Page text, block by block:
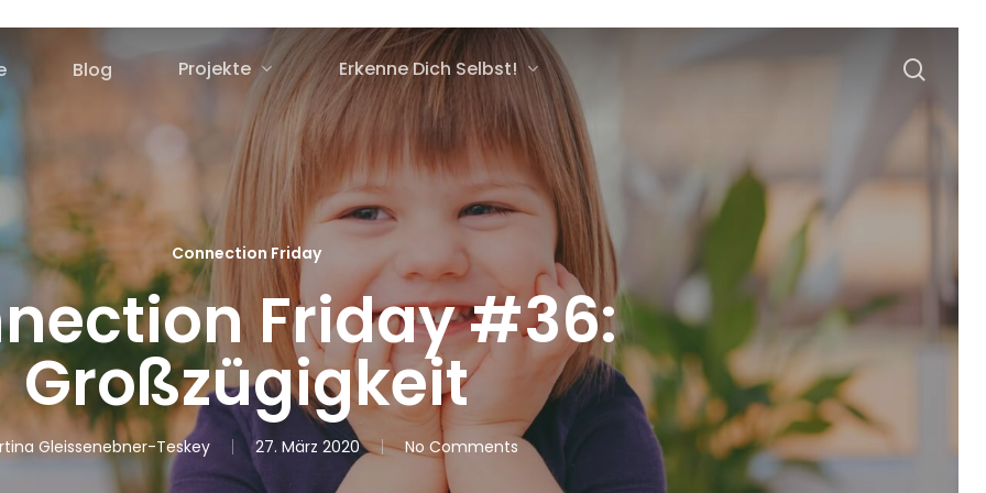
Blog Projekte Erkenne Dich Selbst!
Connection Friday
Friday #36:
Großzügigkeit
Gleissenebner-Teskey 27. März 2020 No Comments